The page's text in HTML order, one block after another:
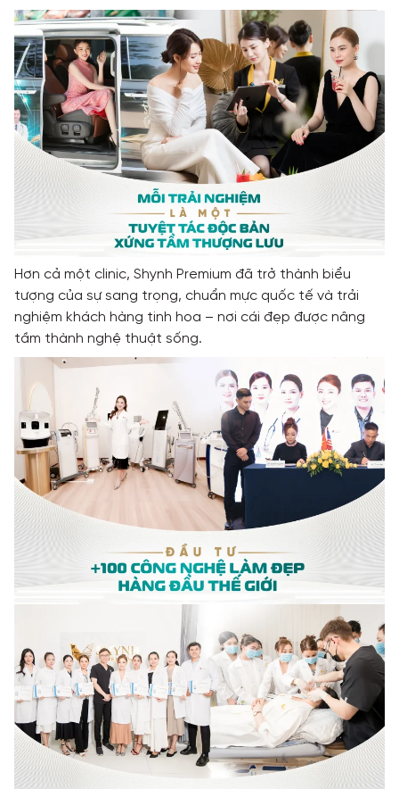
Hơn cả một clinic, Shynh Premium đã trở thành biểu
tượng của sự sang trọng, chuẩn mực quốc tế và trải
nghiệm khách hàng tinh hoa – nơi cái đẹp được nâng
tầm thành nghệ thuật sống.